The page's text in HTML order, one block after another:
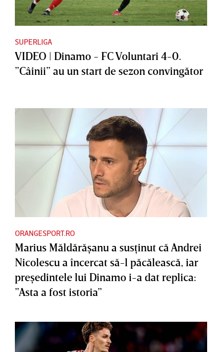
SUPERLIGA
VIDEO | Dinamo - FC Voluntari 4-0.
”Câinii” au un start de sezon convingător
ORANGESPORT.RO
Marius Măldărăşanu a susţinut că Andrei
Nicolescu a încercat să-l păcălească, iar
preşedintele lui Dinamo i-a dat replica:
”Asta a fost istoria”